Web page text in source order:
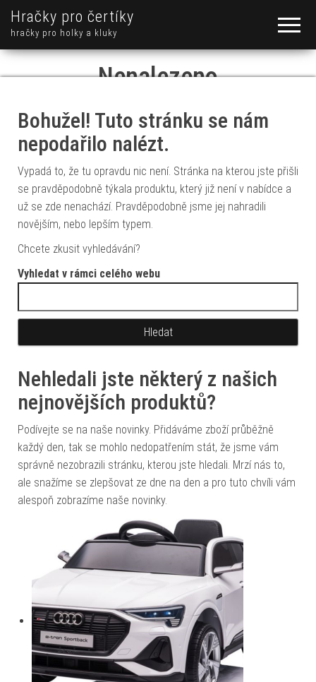
Hračky pro čertíky
hračky pro holky a kluky
Nenalezeno
Bohužel! Tuto stránku se nám
nepodařilo nalézt.
Vypadá to, že tu opravdu nic není. Stránka na kterou jste přišli
se pravděpodobně týkala produktu, který již není v nabídce a
už se zde nenachází. Pravděpodobně jsme jej nahradili
novějším, nebo lepším typem.
Chcete zkusit vyhledávání?
Vyhledat v rámci celého webu
Nehledali jste některý z našich
nejnovějších produktů?
Podívejte se na naše novinky. Přidáváme zboží průběžně
každý den, tak se mohlo nedopatřením stát, že jsme vám
správně nezobrazili stránku, kterou jste hledali. Mrzí nás to,
ale snažíme se zlepšovat ze dne na den a pro tuto chvíli vám
alespoň zobrazíme naše novinky.